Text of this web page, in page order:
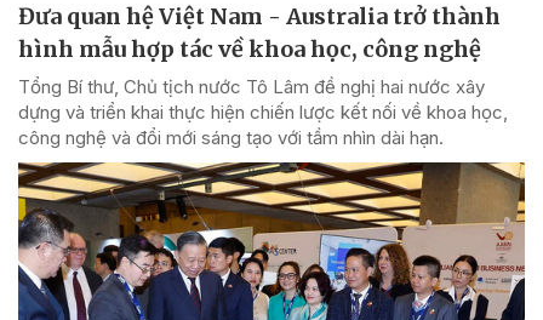
Đưa quan hệ Việt Nam - Australia trở thành
hình mẫu hợp tác về khoa học, công nghệ
Tổng Bí thư, Chủ tịch nước Tô Lâm đề nghị hai nước xây
dựng và triển khai thực hiện chiến lược kết nối về khoa học,
công nghệ và đổi mới sáng tạo với tầm nhìn dài hạn.